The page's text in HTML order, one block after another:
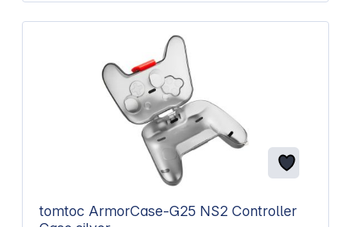
tomtoc ArmorCase-G25 NS2 Controller